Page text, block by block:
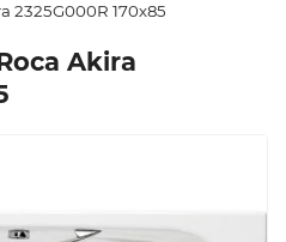
2325G000R 170х85
Akira